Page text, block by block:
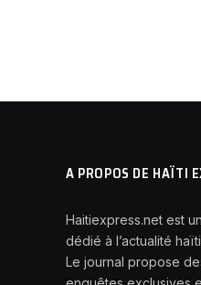
A PROPOS DE HAÏTI
Haitiexpress.net est
dédié à l’actualité
Le journal propose